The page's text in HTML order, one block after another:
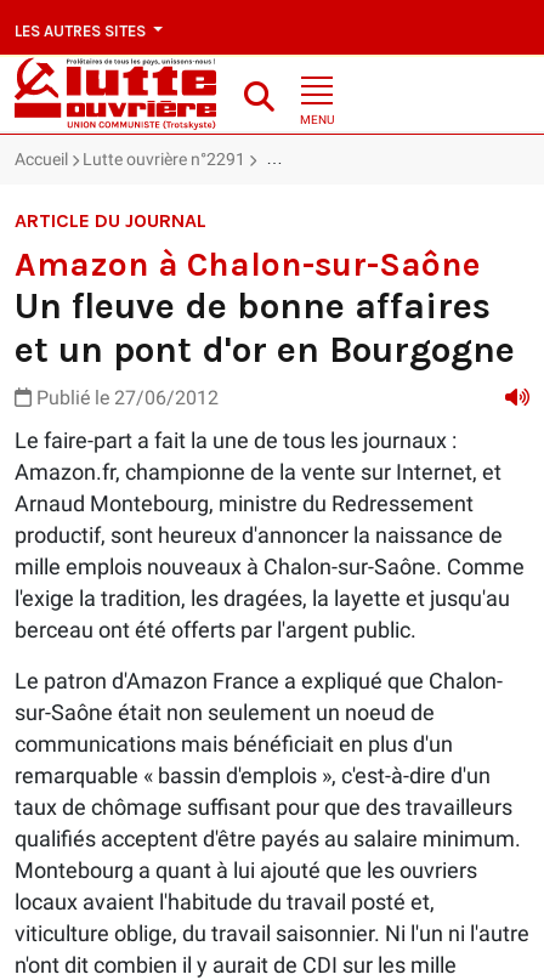
LES AUTRES SITES
MENU
Accueil Lutte ouvrière n°2291 Amazon à Chalon-sur-Saône : Un
ARTICLE DU JOURNAL
Amazon à Chalon-sur-Saône
Un fleuve de bonne affaires
et un pont d'or en Bourgogne
Publié le 27/06/2012
Le faire-part a fait la une de tous les journaux :
Amazon.fr, championne de la vente sur Internet, et
Arnaud Montebourg, ministre du Redressement
productif, sont heureux d'annoncer la naissance de
mille emplois nouveaux à Chalon-sur-Saône. Comme
l'exige la tradition, les dragées, la layette et jusqu'au
berceau ont été offerts par l'argent public.
Le patron d'Amazon France a expliqué que Chalon-
sur-Saône était non seulement un noeud de
communications mais bénéficiait en plus d'un
remarquable « bassin d'emplois », c'est-à-dire d'un
taux de chômage suffisant pour que des travailleurs
qualifiés acceptent d'être payés au salaire minimum.
Montebourg a quant à lui ajouté que les ouvriers
locaux avaient l'habitude du travail posté et,
viticulture oblige, du travail saisonnier. Ni l'un ni l'autre
n'ont dit combien il y aurait de CDI sur les mille